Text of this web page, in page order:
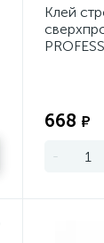
Клей
668 ₽
-